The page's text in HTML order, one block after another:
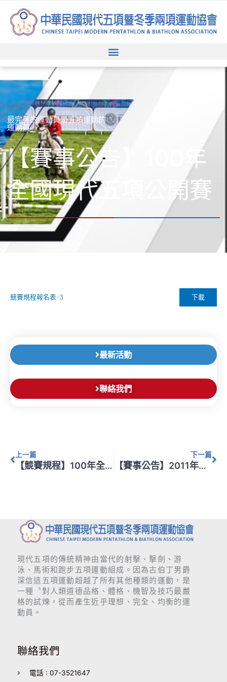
最完美的運動員是五項運動的
運動員
【賽事公告】100年
全國現代五項公開賽
競賽規程報名表-3 下載
最新活動
聯絡我們
上一篇
【競賽規程】100年全國城市盃跑步射擊錦標賽
下一篇
【賽事公告】2011年現代五項少年A組世界錦標賽
現代五項的傳統精神由當代的射擊、擊劍、游
泳、馬術和跑步五項運動組成。因為古伯丁男爵
深信這五項運動超越了所有其他種類的運動，是
一種〝對人類道德品格、體格、機智及技巧最嚴
格的試煉，從而產生近乎理想、完全、均衡的運
動員。
聯絡我們
電話 : 07-3521647